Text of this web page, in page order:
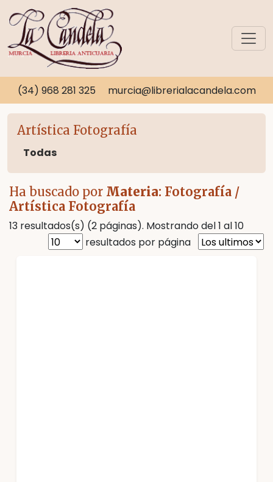
(34) 968 281 325 murcia@librerialacandela.com
Artística Fotografía
Todas
Ha buscado por Materia: Fotografía /
Artística Fotografía
13 resultados(s) (2 páginas). Mostrando del 1 al 10
resultados por página